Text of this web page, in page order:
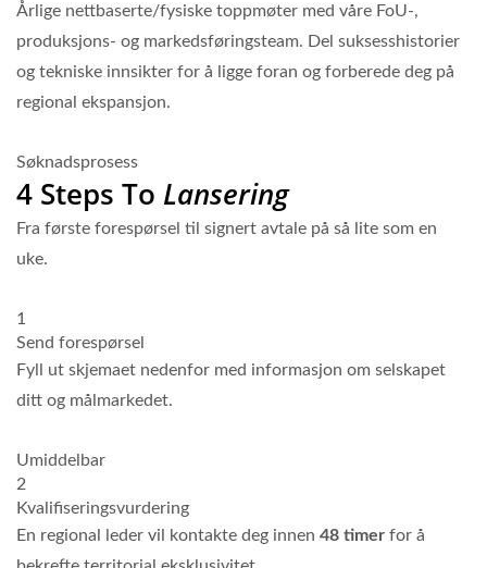
Årlige nettbaserte/fysiske toppmøter med våre FoU-,
produksjons- og markedsføringsteam. Del suksesshistorier
og tekniske innsikter for å ligge foran og forberede deg på
regional ekspansjon.
Søknadsprosess
4 Steps To Lansering
Fra første forespørsel til signert avtale på så lite som en
uke.
1
Send forespørsel
Fyll ut skjemaet nedenfor med informasjon om selskapet
ditt og målmarkedet.
Umiddelbar
2
Kvalifiseringsvurdering
En regional leder vil kontakte deg innen 48 timer for å